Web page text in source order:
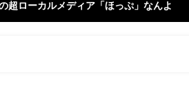
超ローカルメディア「ほっぷ」なんよ